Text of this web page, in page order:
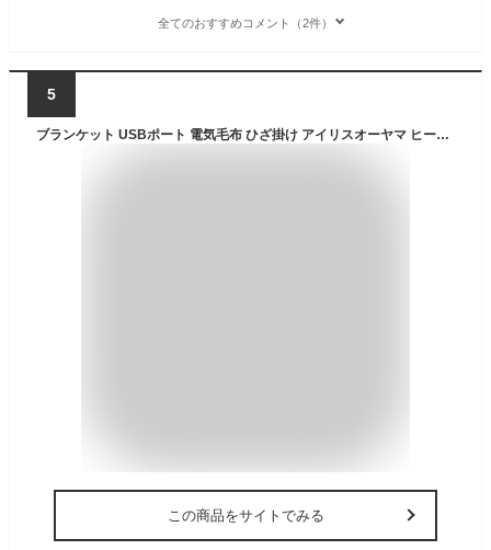
全てのおすすめコメント（2件）
5
ブランケット USBポート 電気毛布 ひざ掛け アイリスオーヤマ ヒートブランケット 毛布 軽量 保温 モバイルバッテリー HW-HBK-T HW-HBK-W/A 安心延長保証対象
この商品をサイトでみる